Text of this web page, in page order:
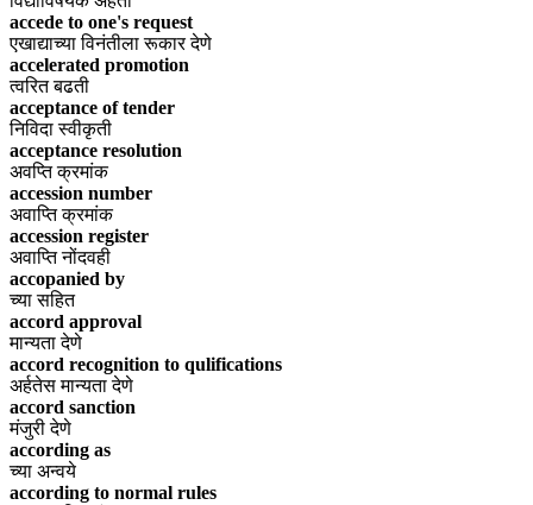
accede to one's request
एखाद्याच्या विनंतीला रूकार देणे
accelerated promotion
त्वरित बढती
acceptance of tender
निविदा स्वीकृती
acceptance resolution
अवप्ति क्रमांक
accession number
अवाप्ति क्रमांक
accession register
अवाप्ति नोंदवही
accopanied by
च्या सहित
accord approval
मान्यता देणे
accord recognition to qulifications
अर्हतेस मान्यता देणे
accord sanction
मंजुरी देणे
according as
च्या अन्वये
according to normal rules